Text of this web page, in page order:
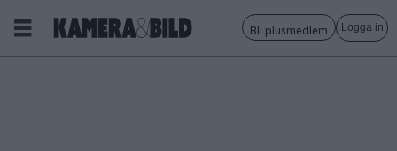
Bli plusmedlem Logga in